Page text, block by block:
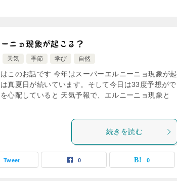
ニョ現象が起こる？
天気 季節 学び 自然
このお話です 今年はスーパーエルニーニョ現象が起
真夏日が続いています。そして今日は33度予想がで
心配していると 天気予報で、エルニーニョ現象と
続きを読む
Tweet 0 0